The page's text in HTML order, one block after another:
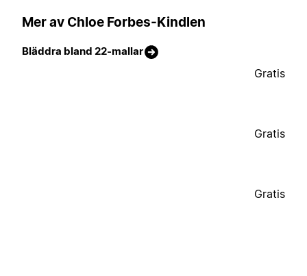
Mer av Chloe Forbes-Kindlen
Bläddra bland 22-mallar
Gratis
Gratis
Gratis